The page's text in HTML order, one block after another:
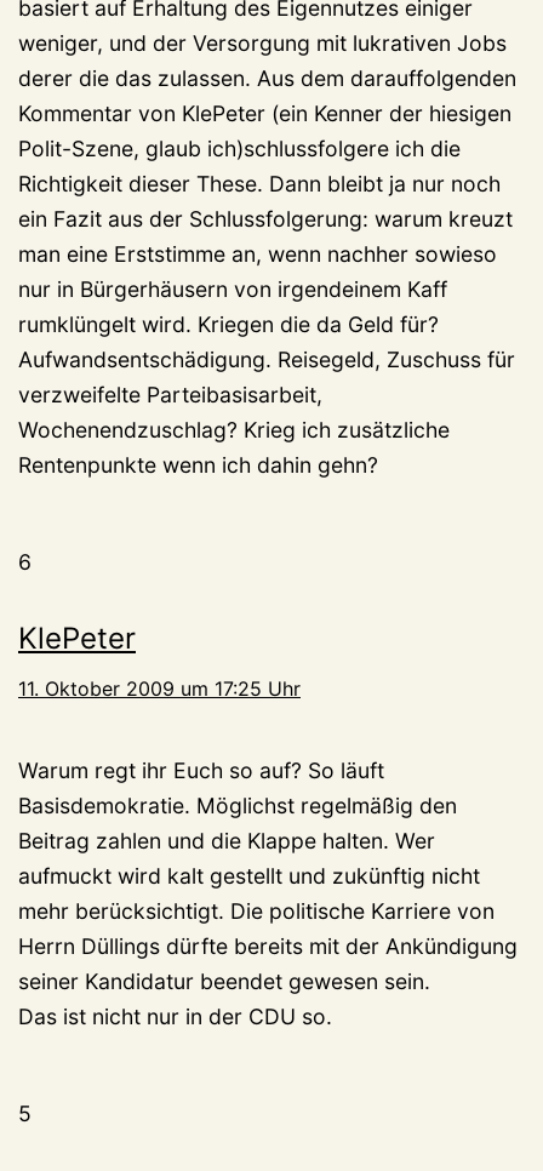
basiert auf Erhaltung des Eigennutzes einiger
weniger, und der Versorgung mit lukrativen Jobs
derer die das zulassen. Aus dem darauffolgenden
Kommentar von KlePeter (ein Kenner der hiesigen
Polit-Szene, glaub ich)schlussfolgere ich die
Richtigkeit dieser These. Dann bleibt ja nur noch
ein Fazit aus der Schlussfolgerung: warum kreuzt
man eine Erststimme an, wenn nachher sowieso
nur in Bürgerhäusern von irgendeinem Kaff
rumklüngelt wird. Kriegen die da Geld für?
Aufwandsentschädigung. Reisegeld, Zuschuss für
verzweifelte Parteibasisarbeit,
Wochenendzuschlag? Krieg ich zusätzliche
Rentenpunkte wenn ich dahin gehn?
6
KlePeter
11. Oktober 2009 um 17:25 Uhr
Warum regt ihr Euch so auf? So läuft
Basisdemokratie. Möglichst regelmäßig den
Beitrag zahlen und die Klappe halten. Wer
aufmuckt wird kalt gestellt und zukünftig nicht
mehr berücksichtigt. Die politische Karriere von
Herrn Düllings dürfte bereits mit der Ankündigung
seiner Kandidatur beendet gewesen sein.
Das ist nicht nur in der CDU so.
5